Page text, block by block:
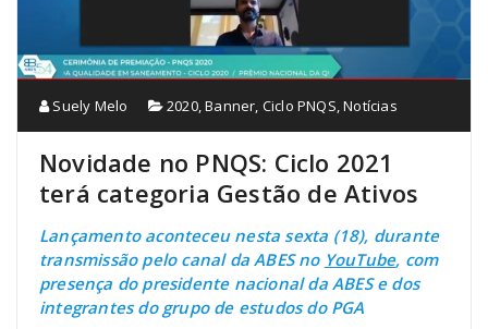
Suely Melo 2020,Banner, Ciclo PNQS,Notícias
Novidade no PNQS: Ciclo 2021
terá categoria Gestão de Ativos
Lançamento aconteceu nesta sexta (18), durante
transmissão pelo canal da ABES no YouTube, com
presença do presidente nacional da ABES e dos
integrantes do grupo de estudos do PGA